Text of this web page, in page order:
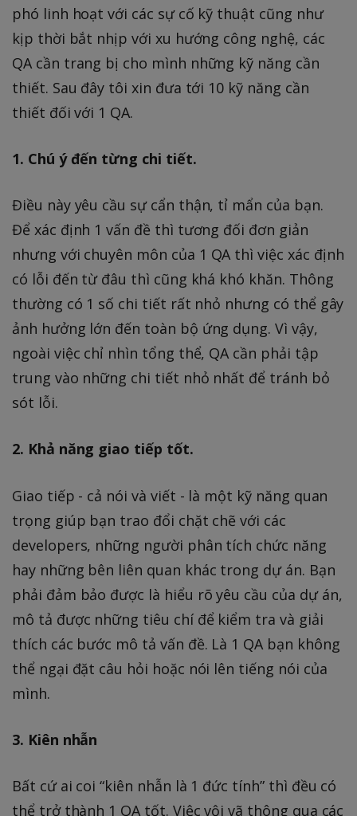
phó linh hoạt với các sự cố kỹ thuật cũng như
kịp thời bắt nhịp với xu hướng công nghệ, các
QA cần trang bị cho mình những kỹ năng cần
thiết. Sau đây tôi xin đưa tới 10 kỹ năng cần
thiết đối với 1 QA.
1. Chú ý đến từng chi tiết.
Điều này yêu cầu sự cẩn thận, tỉ mẩn của bạn.
Để xác định 1 vấn đề thì tương đối đơn giản
nhưng với chuyên môn của 1 QA thì việc xác định
có lỗi đến từ đâu thì cũng khá khó khăn. Thông
thường có 1 số chi tiết rất nhỏ nhưng có thể gây
ảnh hưởng lớn đến toàn bộ ứng dụng. Vì vậy,
ngoài việc chỉ nhìn tổng thể, QA cần phải tập
trung vào những chi tiết nhỏ nhất để tránh bỏ
sót lỗi.
2. Khả năng giao tiếp tốt.
Giao tiếp - cả nói và viết - là một kỹ năng quan
trọng giúp bạn trao đổi chặt chẽ với các
developers, những người phân tích chức năng
hay những bên liên quan khác trong dự án. Bạn
phải đảm bảo được là hiểu rõ yêu cầu của dự án,
mô tả được những tiêu chí để kiểm tra và giải
thích các bước mô tả vấn đề. Là 1 QA bạn không
thể ngại đặt câu hỏi hoặc nói lên tiếng nói của
mình.
3. Kiên nhẫn
Bất cứ ai coi “kiên nhẫn là 1 đức tính” thì đều có
thể trở thành 1 QA tốt. Việc vội vã thông qua các